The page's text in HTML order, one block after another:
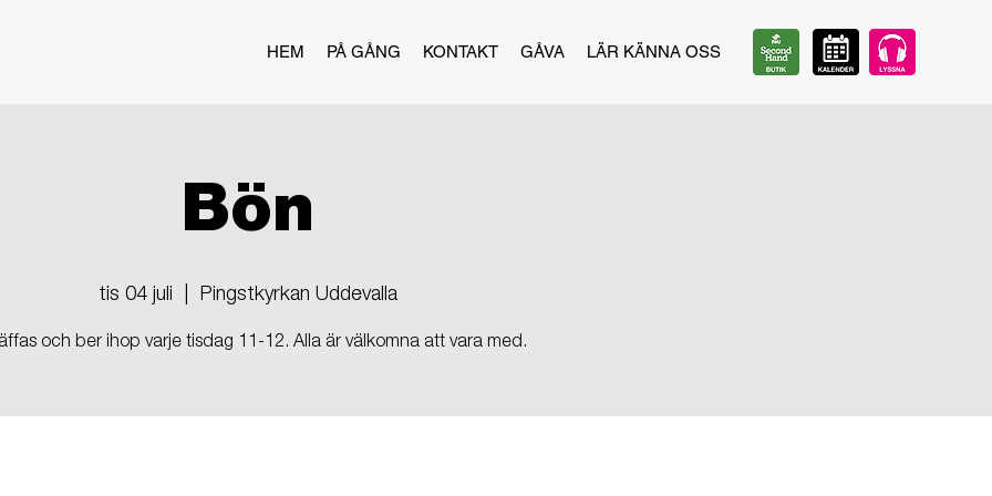
HEM PÅ GÅNG KONTAKT GÅVA LÄR KÄNNA OSS
Bön
tis 04 juli Pingstkyrkan Uddevalla
och ber ihop varje tisdag 11-12. Alla är välkomna att vara med.